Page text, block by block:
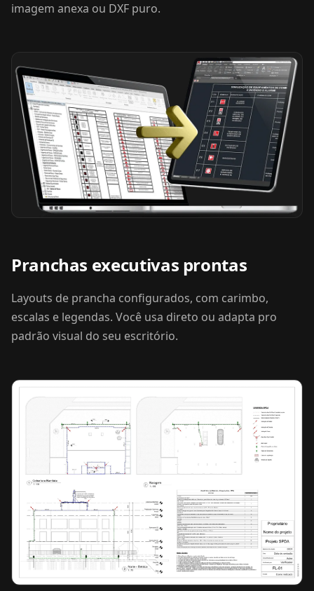
imagem anexa ou DXF puro.
Pranchas executivas prontas
Layouts de prancha configurados, com carimbo,
escalas e legendas. Você usa direto ou adapta pro
padrão visual do seu escritório.